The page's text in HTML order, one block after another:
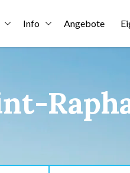
Info Angebote